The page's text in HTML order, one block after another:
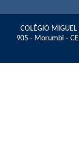
COLÉGIO
905 - Morumbi -